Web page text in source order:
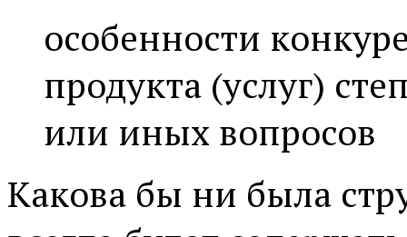
особенности
продукта (услуг)
или иных вопросов
Какова бы ни была